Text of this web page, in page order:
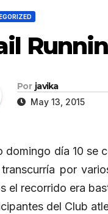
Por javika
May 13, 2015
domingo día 10 se
por
el recorrido era
del Club